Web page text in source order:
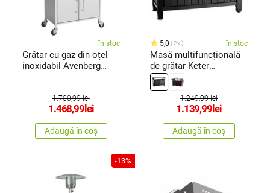
în stoc
Grătar cu gaz din oțel
inoxidabil Avenberg
105,5 cm1.700,99 lei
1.468,99 lei
Adaugă în coș
5,0 2x în stoc
Masă multifuncțională
de grătar Keter
pentrugrădină UNITY XL
207 l grafit, 134 x 52 x
1.249,99 lei
1.139,99 lei
Adaugă în coș
-13%